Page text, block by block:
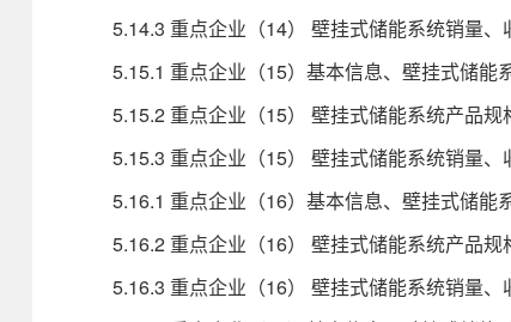
5.14.3 重点企业（14） 壁挂式储能系统销量、
5.15.1 重点企业（15）基本信息、壁挂式储能
5.15.2 重点企业（15） 壁挂式储能系统产品规
5.15.3 重点企业（15） 壁挂式储能系统销量、
5.16.1 重点企业（16）基本信息、壁挂式储能
5.16.2 重点企业（16） 壁挂式储能系统产品规
5.16.3 重点企业（16） 壁挂式储能系统销量、